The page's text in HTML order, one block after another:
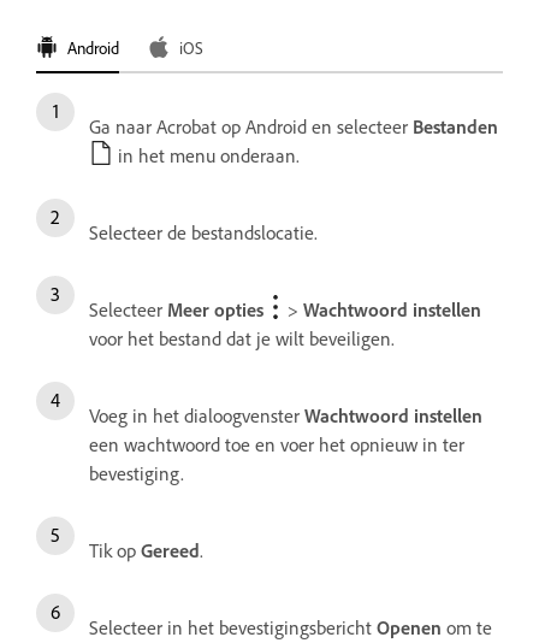
Android iOS
Ga naar Acrobat op Android en selecteer Bestanden
in het menu onderaan.
Selecteer de bestandslocatie.
Selecteer Meer opties > Wachtwoord instellen
voor het bestand dat je wilt beveiligen.
Voeg in het dialoogvenster Wachtwoord instellen
een wachtwoord toe en voer het opnieuw in ter
bevestiging.
Tik op Gereed.
Selecteer in het bevestigingsbericht Openen om te